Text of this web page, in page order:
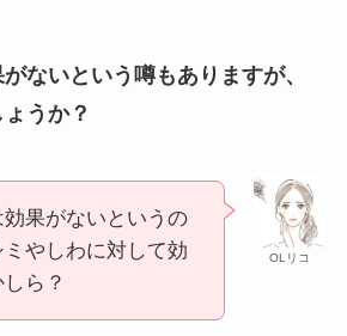
ないという噂もありますが、
うか？
OLリコ
効果がないというの
やしわに対して効
ら？